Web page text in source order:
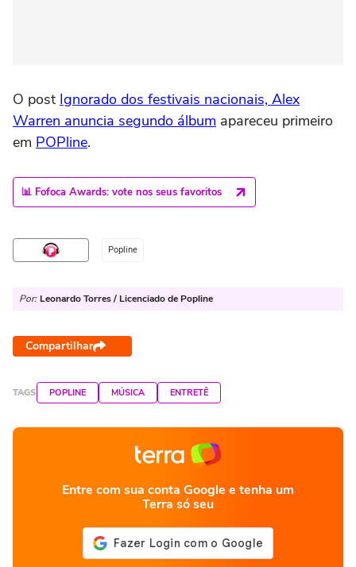
O post Ignorado dos festivais nacionais, Alex
Warren anuncia segundo álbum apareceu primeiro
em POPline.
📊 Fofoca Awards: vote nos seus favoritos
Popline
Por: Leonardo Torres / Licenciado de Popline
Compartilhar
TAGS POPLINE MÚSICA ENTRETÊ
Entre com sua conta Google e tenha um
Terra só seu